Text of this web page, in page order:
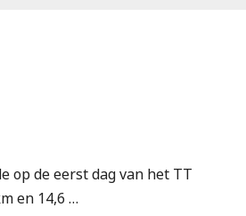
op de eerst dag van het TT
en 14,6 …